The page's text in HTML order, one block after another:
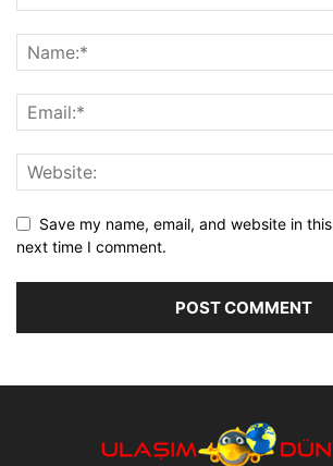
Save my name, email, and website in
next time I comment.